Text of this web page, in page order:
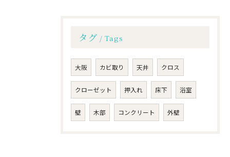
タグ Tags
大阪 カビ取り 天井 クロス
クローゼット 押入れ 床下 浴室
壁 木部 コンクリート 外壁